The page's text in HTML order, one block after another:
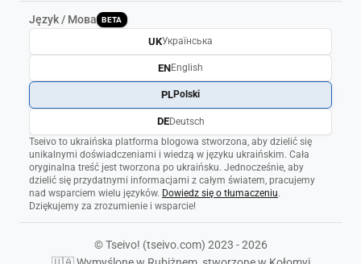
Język / Мова BETA
Tseivo to ukraińska platforma blogowa stworzona, aby dzielić się
unikalnymi doświadczeniami i wiedzą w języku ukraińskim. Cała
oryginalna treść jest tworzona po ukraińsku. Jednocześnie, aby
dzielić się przydatnymi informacjami z całym światem, pracujemy
nad wsparciem wielu języków. Dowiedz się o tłumaczeniu.
Dziękujemy za zrozumienie i wsparcie!
UKУкраїнська
ENEnglish
PLPolski
DEDeutsch
© Tseivo! (tseivo.com) 2023 - 2026